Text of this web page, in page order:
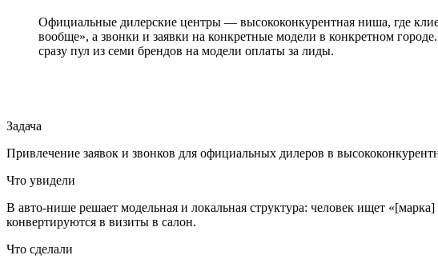
Официальные дилерские центры — высококонкурентная ниша, где
вообще», а звонки и заявки на конкретные модели в конкретном
сразу пул из семи брендов на модели оплаты за лиды.
Задача
Привлечение заявок и звонков для официальных дилеров в
Что увидели
В авто-нише решает модельная и локальная структура: человек ищет
конвертируются в визиты в салон.
Что сделали